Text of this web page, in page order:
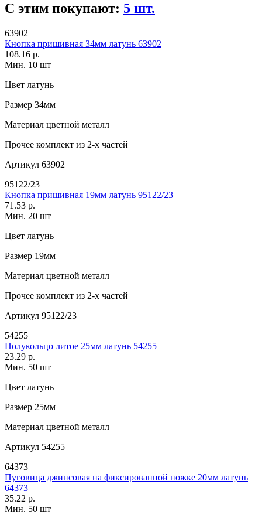
С этим покупают: 5 шт.
63902
Кнопка пришивная 34мм латунь 63902
108.16 р.
Мин. 10 шт
Цвет латунь
Размер 34мм
Материал цветной металл
Прочее комплект из 2-х частей
Артикул 63902
95122/23
Кнопка пришивная 19мм латунь 95122/23
71.53 р.
Мин. 20 шт
Цвет латунь
Размер 19мм
Материал цветной металл
Прочее комплект из 2-х частей
Артикул 95122/23
54255
Полукольцо литое 25мм латунь 54255
23.29 р.
Мин. 50 шт
Цвет латунь
Размер 25мм
Материал цветной металл
Артикул 54255
64373
Пуговица джинсовая на фиксированной ножке 20мм латунь
64373
35.22 р.
Мин. 50 шт